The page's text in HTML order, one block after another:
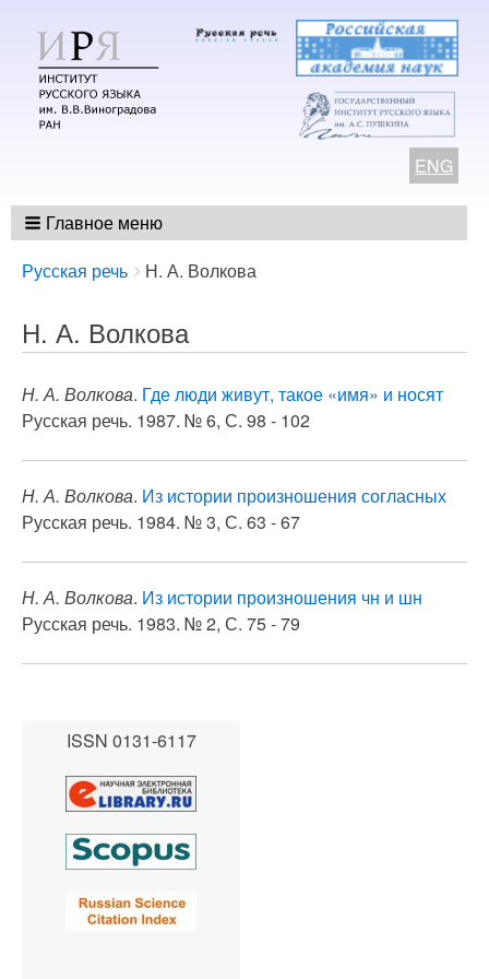
ENG
Главное меню
Breadcrumbs
You
here:
Русская речь Н. А. Волкова
Н. А. Волкова
Н. А. Волкова. Где люди живут, такое «имя» и носят
Русская речь. 1987. № 6, С. 98 - 102
Н. А. Волкова. Из истории произношения согласных
Русская речь. 1984. № 3, С. 63 - 67
Н. А. Волкова. Из истории произношения чн и шн
Русская речь. 1983. № 2, С. 75 - 79
ISSN 0131-6117